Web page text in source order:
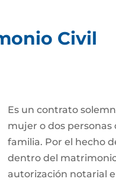
Civil
Es un contrato
mujer o dos
familia. Por el hecho
dentro del
autorización notarial